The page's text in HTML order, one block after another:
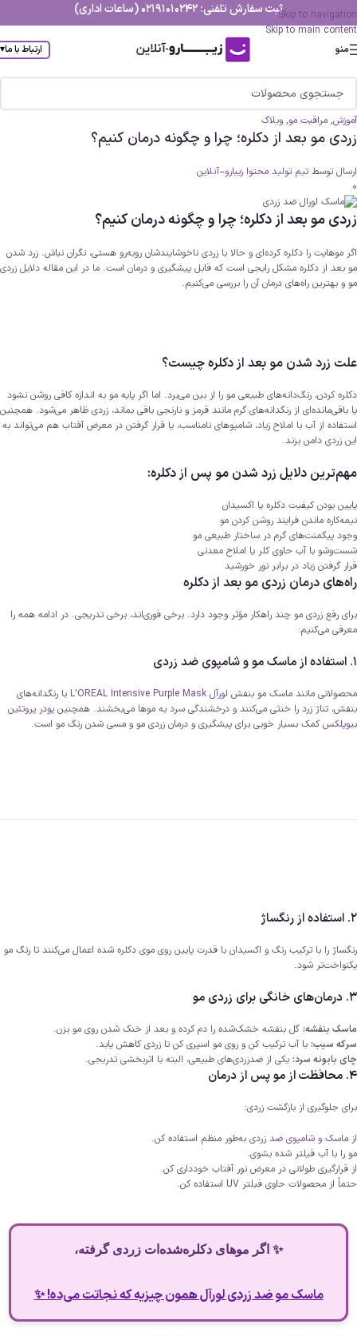
Skip to navigation
Skip to main content
ثبت سفارش تلفنی: 02191010242 (ساعات اداری)
منو ارتباط با ما▾
آموزش, مراقبت مو, وبلاگ
زردی مو بعد از دکلره؛ چرا و چگونه درمان کنیم؟
ارسال توسط تیم تولید محتوا زیبارو-آنلاین
0
زردی مو بعد از دکلره؛ چرا و چگونه درمان کنیم؟
اگر موهایت را دکلره کرده‌ای و حالا با زردی ناخوشایندشان روبه‌رو هستی، نگران نباش. زرد شدن
مو بعد از دکلره مشکل رایجی است که قابل پیشگیری و درمان است. ما در این مقاله دلایل زردی
مو و بهترین راه‌های درمان آن را بررسی می‌کنیم.
علت زرد شدن مو بعد از دکلره چیست؟
دکلره کردن، رنگ‌دانه‌های طبیعی مو را از بین می‌برد. اما اگر پایه مو به اندازه کافی روشن نشود
یا باقی‌مانده‌ای از رنگدانه‌های گرم مانند قرمز و نارنجی باقی بماند، زردی ظاهر می‌شود. همچنین
استفاده از آب با املاح زیاد، شامپوهای نامناسب، یا قرار گرفتن در معرض آفتاب هم می‌تواند به
این زردی دامن بزند.
مهم‌ترین دلایل زرد شدن مو پس از دکلره:
پایین بودن کیفیت دکلره یا اکسیدان
نیمه‌کاره ماندن فرایند روشن کردن مو
وجود پیگمنت‌های گرم در ساختار طبیعی مو
شست‌وشو با آب حاوی کلر یا املاح معدنی
قرار گرفتن زیاد در برابر نور خورشید
راه‌های درمان زردی مو بعد از دکلره
برای رفع زردی مو چند راهکار مؤثر وجود دارد. برخی فوری‌اند، برخی تدریجی. در ادامه همه را
معرفی می‌کنیم:
1. استفاده از ماسک مو و شامپوی ضد زردی
محصولاتی مانند ماسک مو بنفش لورآل L’OREAL Intensive Purple Mask با رنگدانه‌های
بنفش، تناژ زرد را خنثی می‌کنند و درخشندگی سرد به موها می‌بخشند. همچنین پودر پروتئین
بیوپلکسکمک بسیار خوبی برای پیشگیری و درمان زردی مو و مسی شدن رنگ مو است.
2. استفاده از رنگساژ
رنگساژ را با ترکیب رنگ و اکسیدان با قدرت پایین روی موی دکلره شده اعمال می‌کنند تا رنگ مو
یکنواخت‌تر شود.
3. درمان‌های خانگی برای زردی مو
ماسک بنفشه: گل بنفشه خشک‌شده را دم کرده و بعد از خنک شدن روی مو بزن.
سرکه سیب: با آب ترکیب کن و روی مو اسپری کن تا زردی کاهش یابد.
چای بابونه سرد: یکی از ضدزردی‌های طبیعی، البته با اثربخشی تدریجی.
4. محافظت از مو پس از درمان
برای جلوگیری از بازگشت زردی:
از ماسک و شامپوی ضد زردی به‌طور منظم استفاده کن.
مو را با آب فیلتر شده بشوی.
از قرارگیری طولانی در معرض نور آفتاب خودداری کن.
حتماً از محصولات حاوی فیلتر UV استفاده کن.
✨ اگر موهای دکلره‌شده‌ات زردی گرفته،
ماسک مو ضد زردی لورآل همون چیزیه که نجاتت می‌ده! ✨